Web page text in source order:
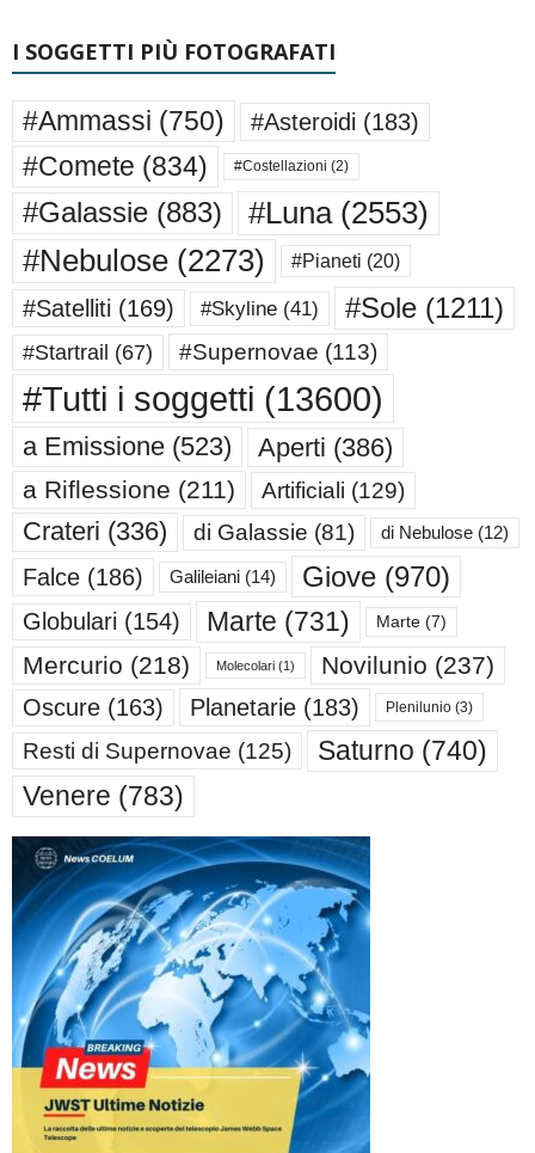
I SOGGETTI PIÙ FOTOGRAFATI
#Ammassi (750) #Asteroidi (183)
#Comete (834) #Costellazioni (2)
#Galassie (883) #Luna(2553)
#Nebulose (2273) #Pianeti (20)
#Satelliti (169) #Skyline (41) #Sole (1211)
#Startrail (67) #Supernovae (113)
#Tutti i soggetti (13600)
a Emissione (523) Aperti (386)
a Riflessione (211) Artificiali (129)
Crateri (336) di Galassie (81) di Nebulose (12)
Falce (186) Galileiani (14) Giove (970)
Globulari (154) Marte (731) Marte (7)
Mercurio (218) Molecolari (1) Novilunio (237)
Oscure (163) Planetarie (183) Plenilunio (3)
Resti di Supernovae (125) Saturno (740)
Venere (783)